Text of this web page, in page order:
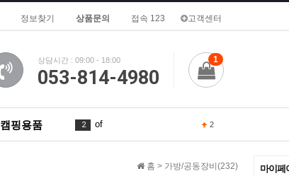
정보찾기 상품문의 접속 123 고객센터
상담시간 : 09:00 - 18:00
053-814-4980
1
3 in
캠핑용품
마이페
홈 > 가방/공동장비(232)